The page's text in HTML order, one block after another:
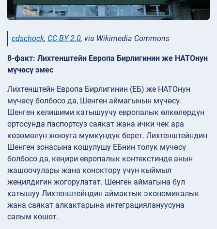
cdschock, CC BY 2.0, via Wikimedia Commons
8-факт: Лихтенштейн Европа Бирлигинин же НАТОнун
мүчөсү эмес
Лихтенштейн Европа Бирлигинин (ЕБ) же НАТОнун
мүчөсү болбосо да, Шенген аймагынын мүчөсү.
Шенген келишими катышуучу европалык өлкөлөрдүн
ортосунда паспортсуз саякат жана ички чек ара
көзөмөлүн жоюуга мүмкүндүк берет. Лихтенштейндин
Шенген зонасына кошулушу ЕБнин толук мүчөсү
болбосо да, кеңири европалык контекстинде анын
жашоочулары жана коноктору үчүн кыймыл
жеңилдигин жогорулатат. Шенген аймагына бул
катышуу Лихтенштейндин аймактык экономикалык
жана саякат алкактарына интеграциялануусуна
салым кошот.